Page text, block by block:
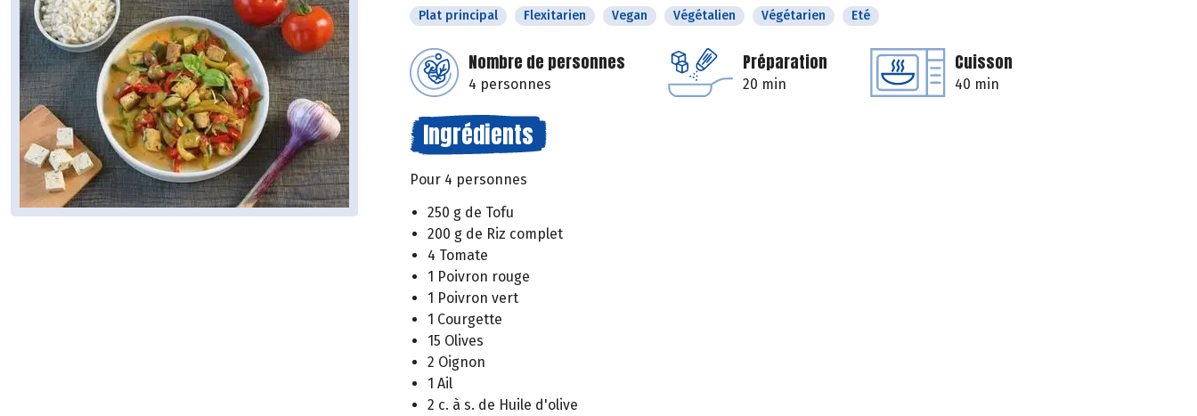
Plat principal Flexitarien Vegan Végétalien Végétarien Eté
Nombre de personnes
4 personnes
Préparation
20 min
Cuisson
40 min
Ingrédients
Pour 4 personnes
250 g de Tofu
200 g de Riz complet
4 Tomate
1 Poivron rouge
1 Poivron vert
1 Courgette
15 Olives
2 Oignon
1 Ail
2 c. à s. de Huile d'olive